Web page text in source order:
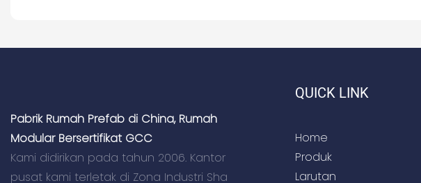
Pabrik Rumah Prefab di China, Rumah
Modular Bersertifikat GCC
Kami didirikan pada tahun 2006. Kantor
pusat kami terletak di Zona Industri Sha
QUICK LINK
Home
Produk
Larutan